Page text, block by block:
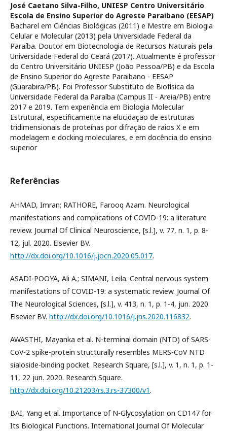
José Caetano Silva-Filho, UNIESP Centro Universitário
Escola de Ensino Superior do Agreste Paraibano (EESAP)
Bacharel em Ciências Biológicas (2011) e Mestre em Biologia
Celular e Molecular (2013) pela Universidade Federal da
Paraíba. Doutor em Biotecnologia de Recursos Naturais pela
Universidade Federal do Ceará (2017). Atualmente é professor
do Centro Universitário UNIESP (João Pessoa/PB) e da Escola
de Ensino Superior do Agreste Paraibano - EESAP
(Guarabira/PB). Foi Professor Substituto de Biofísica da
Universidade Federal da Paraíba (Campus II - Areia/PB) entre
2017 e 2019. Tem experiência em Biologia Molecular
Estrutural, especificamente na elucidação de estruturas
tridimensionais de proteínas por difração de raios X e em
modelagem e docking moleculares, e em docência do ensino
superior
Referências
AHMAD, Imran; RATHORE, Farooq Azam. Neurological
manifestations and complications of COVID-19: a literature
review. Journal Of Clinical Neuroscience, [s.l.], v. 77, n. 1, p. 8-
12, jul. 2020. Elsevier BV.
http://dx.doi.org/10.1016/j.jocn.2020.05.017.
ASADI-POOYA, Ali A.; SIMANI, Leila. Central nervous system
manifestations of COVID-19: a systematic review. Journal Of
The Neurological Sciences, [s.l.], v. 413, n. 1, p. 1-4, jun. 2020.
Elsevier BV. http://dx.doi.org/10.1016/j.jns.2020.116832.
AWASTHI, Mayanka et al. N-terminal domain (NTD) of SARS-
CoV-2 spike-protein structurally resembles MERS-CoV NTD
sialoside-binding pocket. Research Square, [s.l.], v. 1, n. 1, p. 1-
11, 22 jun. 2020. Research Square.
http://dx.doi.org/10.21203/rs.3.rs-37300/v1.
BAI, Yang et al. Importance of N-Glycosylation on CD147 for
Its Biological Functions. International Journal Of Molecular